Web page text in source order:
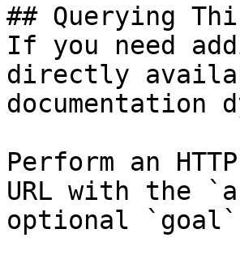
## Querying
If you need
directly
documentation
Perform an
URL with the
optional `goal`